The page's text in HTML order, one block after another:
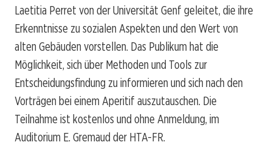
Laetitia Perret von der Universität Genf geleitet, die ihre
Erkenntnisse zu sozialen Aspekten und den Wert von
alten Gebäuden vorstellen. Das Publikum hat die
Möglichkeit, sich über Methoden und Tools zur
Entscheidungsfindung zu informieren und sich nach den
Vorträgen bei einem Aperitif auszutauschen. Die
Teilnahme ist kostenlos und ohne Anmeldung, im
Auditorium E. Gremaud der HTA-FR.